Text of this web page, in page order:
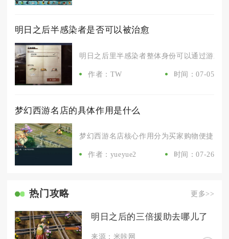
明日之后半感染者是否可以被治愈
明日之后里半感染者整体身份可以通过游戏
作者：TW 时间：07-05
梦幻西游名店的具体作用是什么
梦幻西游名店核心作用分为买家购物便捷、
作者：yueyue2 时间：07-26
热门攻略 更多>>
明日之后的三倍援助去哪儿了
来源：米咔网